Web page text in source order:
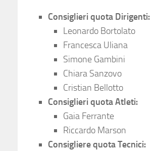
Consiglieri quota Dirigenti:
Leonardo Bortolato
Francesca Uliana
Simone Gambini
Chiara Sanzovo
Cristian Bellotto
Consiglieri quota Atleti:
Gaia Ferrante
Riccardo Marson
Consigliere quota Tecnici: